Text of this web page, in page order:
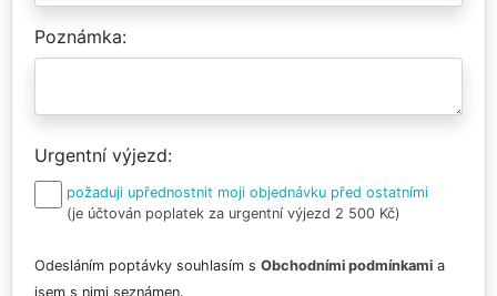
Poznámka
Urgentní výjezd
požaduji upřednostnit moji objednávku před ostatními
(je účtován poplatek za urgentní výjezd 2 500 Kč)
Odesláním poptávky souhlasím s Obchodními podmínkami a
jsem s nimi seznámen.